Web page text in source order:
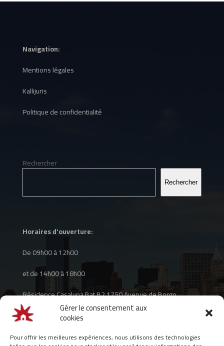
Gérer le consentement aux
cookies
Pour offrir les meilleures expériences, nous utilisons des technologies
Navigation:
Mentions légales
Kallijuris
Politique de confidentialité
Rechercher
Rechercher
Horaires d'ouverture:
De 09h00 à 12h00
et de 14h00 à 18h00
Résidence Casaluna Bat B2 1750 Avenue de Borgo
20290 BORGO